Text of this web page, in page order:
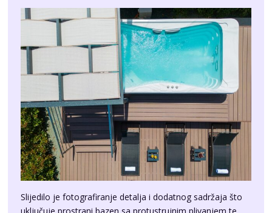
Slijedilo je fotografiranje detalja i dodatnog sadržaja što